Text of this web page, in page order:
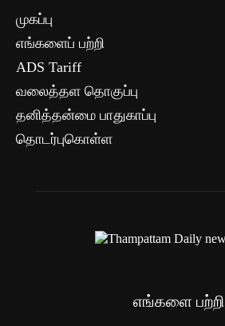
முகப்பு
எங்களைப் பற்றி
ADS Tariff
வலைத்தள தொகுப்பு
தனித்தன்மை பாதுகாப்பு
தொடர்புகொள்ள
எங்களை பற்றி